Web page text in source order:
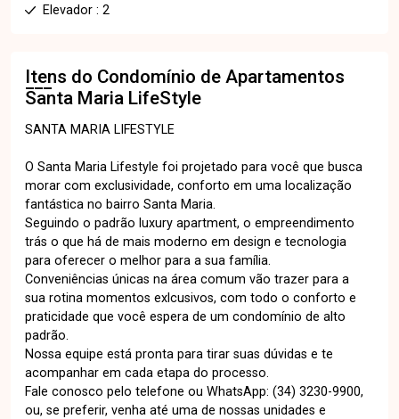
Elevador : 2
Itens do Condomínio de Apartamentos
Santa Maria LifeStyle
SANTA MARIA LIFESTYLE
O Santa Maria Lifestyle foi projetado para você que busca
morar com exclusividade, conforto em uma localização
fantástica no bairro Santa Maria.
Seguindo o padrão luxury apartment, o empreendimento
trás o que há de mais moderno em design e tecnologia
para oferecer o melhor para a sua família.
Conveniências únicas na área comum vão trazer para a
sua rotina momentos exlcusivos, com todo o conforto e
praticidade que você espera de um condomínio de alto
padrão.
Nossa equipe está pronta para tirar suas dúvidas e te
acompanhar em cada etapa do processo.
Fale conosco pelo telefone ou WhatsApp: (34) 3230-9900,
ou, se preferir, venha até uma de nossas unidades e